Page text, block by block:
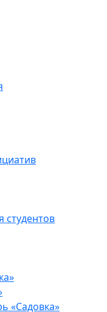
студентов
«Садовка»